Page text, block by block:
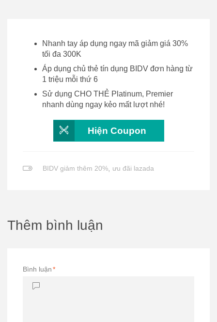
Nhanh tay áp dụng ngay mã giảm giá 30%
tối đa 300K
Áp dụng chủ thẻ tín dụng BIDV đơn hàng từ
1 triệu mỗi thứ 6
Sử dụng CHO THẺ Platinum, Premier
nhanh dùng ngay kẻo mất lượt nhé!
Hiện Coupon
BIDV giảm thêm 20%, ưu đãi lazada
Thêm bình luận
Bình luận*